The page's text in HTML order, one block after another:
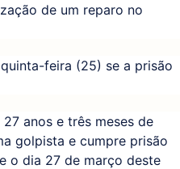
de um reparo no
feira (25) se a prisão
anos e três meses de
golpista e cumpre prisão
o dia 27 de março deste